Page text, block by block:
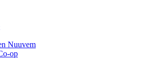
Nuuvem
op